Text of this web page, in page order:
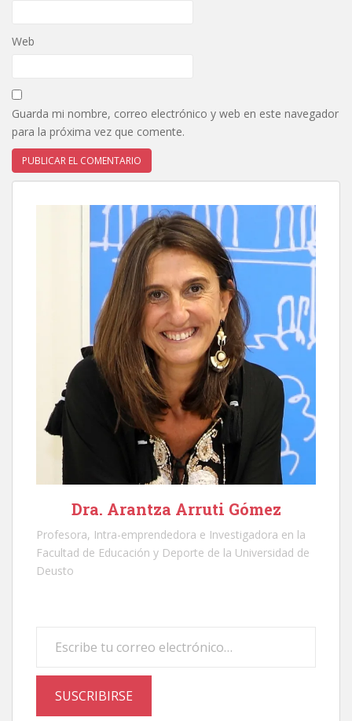
Web
Guarda mi nombre, correo electrónico y web en este navegador
para la próxima vez que comente.
Dra. Arantza Arruti Gómez
Profesora, Intra-emprendedora e Investigadora en la
Facultad de Educación y Deporte de la Universidad de
Deusto
SUSCRIBIRSE